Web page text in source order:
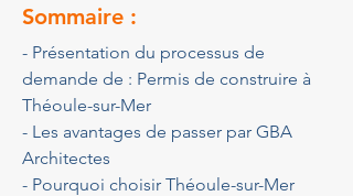
Sommaire :
- Présentation du processus de
demande de : Permis de construire à
Théoule-sur-Mer
- Les avantages de passer par GBA
Architectes
- Pourquoi choisir Théoule-sur-Mer